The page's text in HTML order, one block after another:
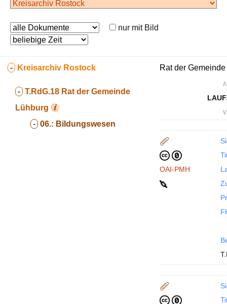
nur mit Bild
- Kreisarchiv Rostock
- T.RdG.18 Rat der Gemeinde
Lühburg
- 06.: Bildungswesen
Rat der
∧
∨
OAI-PMH